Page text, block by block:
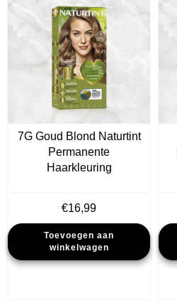
7G Goud Blond Naturtint
Permanente
Haarkleuring
€16,99
Toevoegen aan
winkelwagen